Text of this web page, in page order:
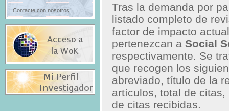
Tras la demanda por
listado completo de
factor de impacto
pertenezcan a Social
respectivamente. Se
que recogen los
abreviado, título de la
artículos, total de
de citas recibidas.
Contacte con nosotros